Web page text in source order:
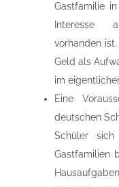
Gastfamilie
Interesse
vorhanden
Geld als
im
Eine
deutschen
Schüler
Gastfamilien